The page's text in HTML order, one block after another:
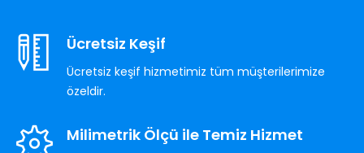
Ücretsiz Keşif
Ücretsiz keşif hizmetimiz tüm müşterilerimize
özeldir.
Milimetrik Ölçü ile Temiz Hizmet